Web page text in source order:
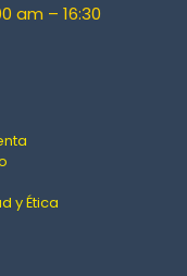
am – 16:30
y Ética